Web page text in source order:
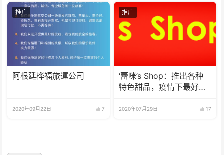
推广
阿根廷桦福旅運公司
2020年09月22日 7
推广
‘蕾咪’s Shop：推出各种
特色甜品，疫情下最好的
2020年07月29日 17